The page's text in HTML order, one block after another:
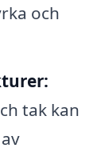
och
tak kan